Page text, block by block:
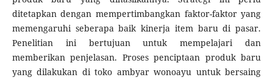
ditetapkan dengan mempertimbangkan faktor-faktor yang
memengaruhi seberapa baik kinerja item baru di pasar.
Penelitian ini bertujuan untuk mempelajari dan
memberikan penjelasan. Proses penciptaan produk baru
yang dilakukan di toko ambyar wonoayu untuk bersaing